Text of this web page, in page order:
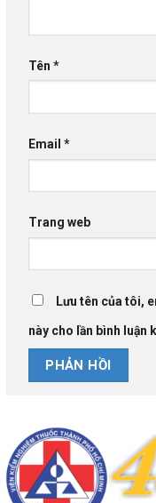
Tên *
Email *
Trang web
Lưu tên của tôi,
này cho lần bình luận